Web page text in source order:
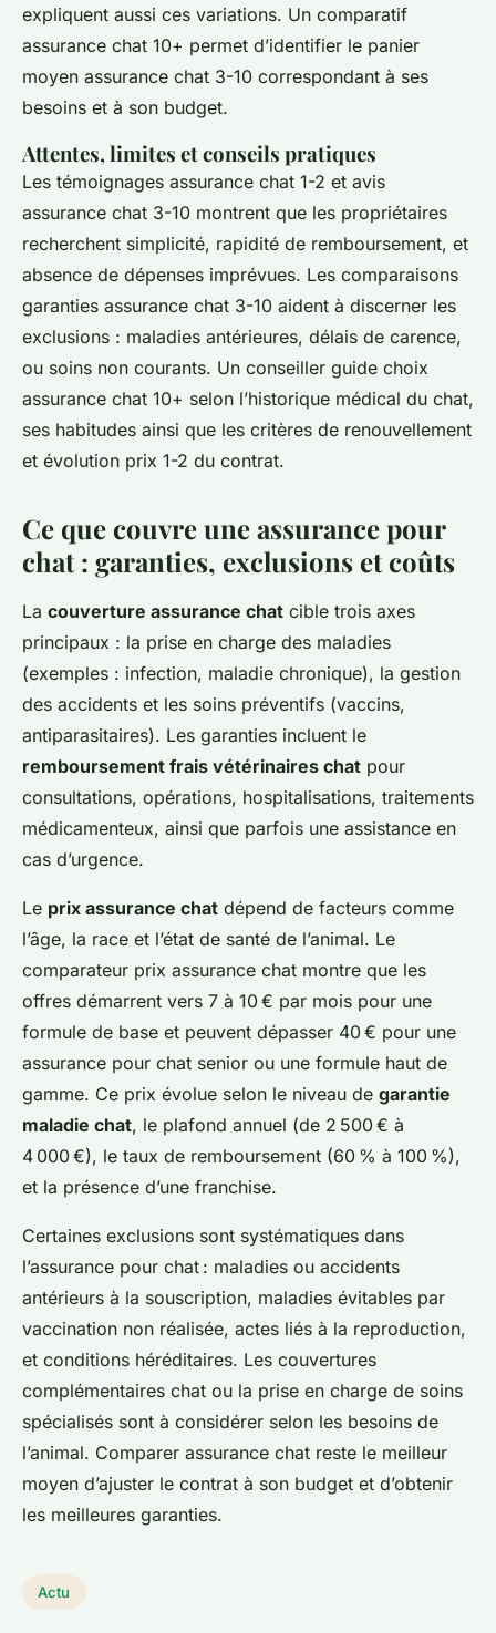
expliquent aussi ces variations. Un comparatif
assurance chat 10+ permet d’identifier le panier
moyen assurance chat 3-10 correspondant à ses
besoins et à son budget.
Attentes, limites et conseils pratiques
Les témoignages assurance chat 1-2 et avis
assurance chat 3-10 montrent que les propriétaires
recherchent simplicité, rapidité de remboursement, et
absence de dépenses imprévues. Les comparaisons
garanties assurance chat 3-10 aident à discerner les
exclusions : maladies antérieures, délais de carence,
ou soins non courants. Un conseiller guide choix
assurance chat 10+ selon l’historique médical du chat,
ses habitudes ainsi que les critères de renouvellement
et évolution prix 1-2 du contrat.
Ce que couvre uneassurance pour
chat: garanties, exclusions et coûts
La couverture assurance chat cible trois axes
principaux : la prise en charge des maladies
(exemples : infection, maladie chronique), la gestion
des accidents et les soins préventifs (vaccins,
antiparasitaires). Les garanties incluent le
remboursement frais vétérinaires chat pour
consultations, opérations, hospitalisations, traitements
médicamenteux, ainsi que parfois une assistance en
cas d’urgence.
Le prix assurance chat dépend de facteurs comme
l’âge, la race et l’état de santé de l’animal. Le
comparateur prix assurance chat montre que les
offres démarrent vers 7 à 10 € par mois pour une
formule de base et peuvent dépasser 40 € pour une
assurance pour chat senior ou une formule haut de
gamme. Ce prix évolue selon le niveau de garantie
maladie chat, le plafond annuel (de 2 500 € à
4 000 €), le taux de remboursement (60 % à 100 %),
et la présence d’une franchise.
Certaines exclusions sont systématiques dans
l’assurance pour chat : maladies ou accidents
antérieurs à la souscription, maladies évitables par
vaccination non réalisée, actes liés à la reproduction,
et conditions héréditaires. Les couvertures
complémentaires chat ou la prise en charge de soins
spécialisés sont à considérer selon les besoins de
l’animal. Comparer assurance chat reste le meilleur
moyen d’ajuster le contrat à son budget et d’obtenir
les meilleures garanties.
Actu